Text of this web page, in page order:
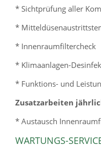
* Sichtprüfung aller
*
* Innenraumfiltercheck
* Klimaanlagen-
* Funktions- und
Zusatzarbeiten
* Austausch
WARTUNGS-